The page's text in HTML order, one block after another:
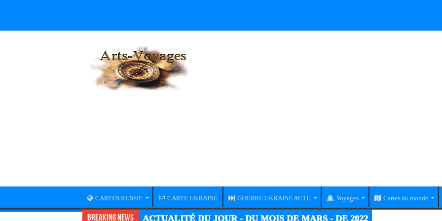
CARTES RUSSIE CARTE UKRAINE GUERRE UKRAINE ACTU Voyages Cartes du monde
Breaking News ACTUALITÉ GUERRE UKRAINE-RUSSIE